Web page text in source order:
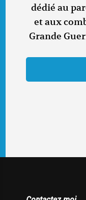
dédié au
et aux
Grande